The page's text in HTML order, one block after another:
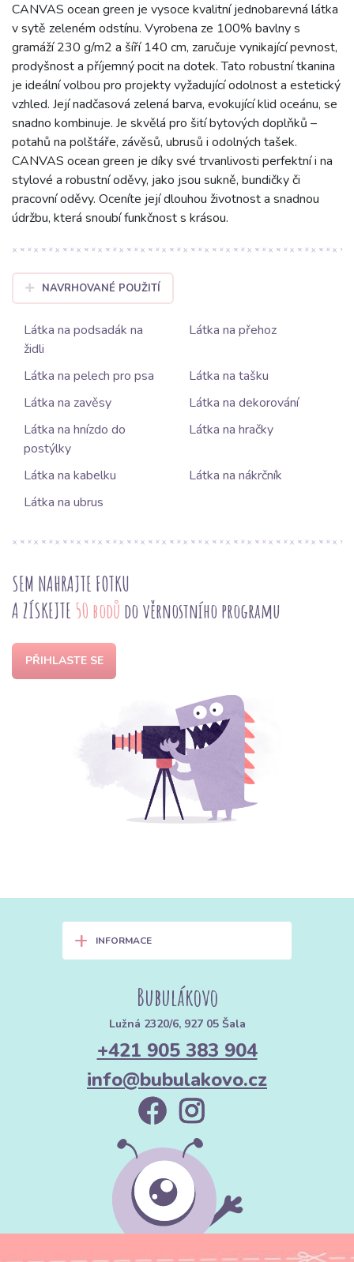
CANVAS ocean green je vysoce kvalitní jednobarevná látka
v sytě zeleném odstínu. Vyrobena ze 100% bavlny s
gramáží 230 g/m2 a šíří 140 cm, zaručuje vynikající pevnost,
prodyšnost a příjemný pocit na dotek. Tato robustní tkanina
je ideální volbou pro projekty vyžadující odolnost a estetický
vzhled. Její nadčasová zelená barva, evokující klid oceánu, se
snadno kombinuje. Je skvělá pro šití bytových doplňků –
potahů na polštáře, závěsů, ubrusů i odolných tašek.
CANVAS ocean green je díky své trvanlivosti perfektní i na
stylové a robustní oděvy, jako jsou sukně, bundičky či
pracovní oděvy. Oceníte její dlouhou životnost a snadnou
údržbu, která snoubí funkčnost s krásou.
NAVRHOVANÉ POUŽITÍ
Látka na podsadák na
židli
Látka na přehoz
Látka na pelech pro psa
Látka na tašku
Látka na zavěsy
Látka na dekorování
Látka na hnízdo do
postýlky
Látka na hračky
Látka na kabelku
Látka na nákrčník
Látka na ubrus
SEM NAHRAJTE FOTKU
A ZÍSKEJTE 50 bodů do věrnostního programu
PŘIHLASTE SE
+ INFORMACE
Bubulákovo
Lužná 2320/6, 927 05 Šala
+421 905 383 904
info@bubulakovo.cz